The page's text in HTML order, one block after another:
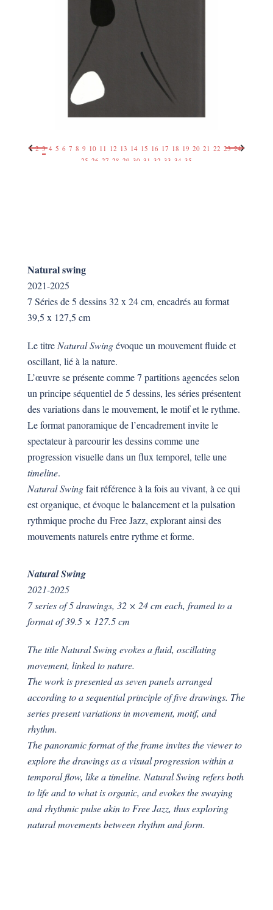
1 2 3 4 5 6 7 8 9 10 11 12 13 14 15 16 17 18 19 20 21 22 23 24
25 26 27 28 29 30 31 32 33 34 35
Natural swing
2021-2025
7 Séries de 5 dessins 32 x 24 cm, encadrés au format
39,5 x 127,5 cm
Le titre Natural Swingévoque un mouvement fluide et
oscillant, lié à la nature.
L’œuvre se présente comme 7 partitions agencées selon
un principe séquentiel de 5 dessins, les séries présentent
des variations dans le mouvement, le motif et le rythme.
Le format panoramique de l’encadrement invite le
spectateur à parcourir les dessins comme une
progression visuelle dans un flux temporel, telle une
timeline.
Natural Swingfait référence à la fois au vivant, à ce qui
est organique, et évoque le balancement et la pulsation
rythmique proche du Free Jazz, explorant ainsi des
mouvements naturels entre rythme et forme.
Natural Swing
2021-2025
7 series of 5 drawings, 32 × 24 cm each, framed to a
format of 39.5 × 127.5 cm
The title Natural Swing evokes a fluid, oscillating
movement, linked to nature.
The work is presented as seven panels arranged
according to a sequential principle of five drawings. The
series present variations in movement, motif, and
rhythm.
The panoramic format of the frame invites the viewer to
explore the drawings as a visual progression within a
temporal flow, like a timeline. Natural Swing refers both
to life and to what is organic, and evokes the swaying
and rhythmic pulse akin to Free Jazz, thus exploring
natural movements between rhythm and form.